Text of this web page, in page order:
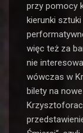
przy pomocy
kierunki
więc też za
nie
wówczas w
bilety na